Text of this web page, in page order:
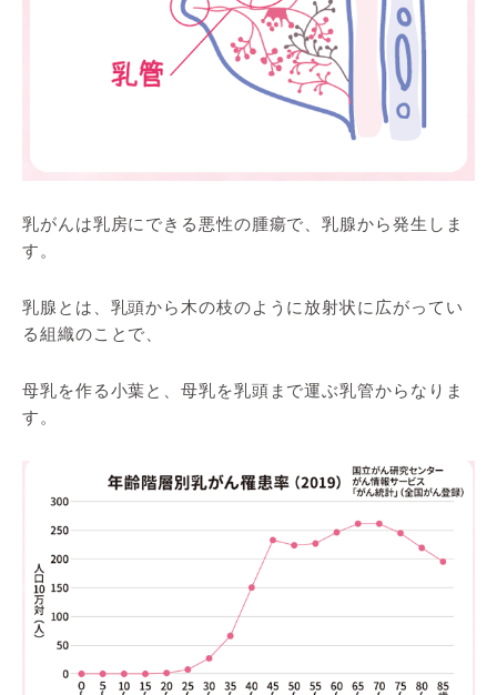
乳がんは乳房にできる悪性の腫瘍で、乳腺から発生しま
す。
乳腺とは、乳頭から木の枝のように放射状に広がってい
る組織のことで、
母乳を作る小葉と、母乳を乳頭まで運ぶ乳管からなりま
す。